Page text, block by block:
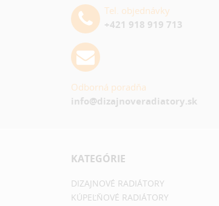
Tel. objednávky
+421 918 919 713
Odborná poradňa
info@dizajnoveradiatory.sk
KATEGÓRIE
DIZAJNOVÉ RADIÁTORY
KÚPEĽŇOVÉ RADIÁTORY